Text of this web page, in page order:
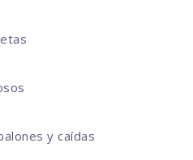
y caídas